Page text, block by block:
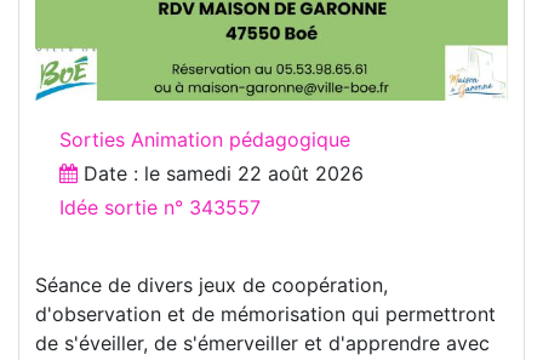
Sorties Animation pédagogique
Date : le samedi 22 août 2026
Idée sortie n° 343557
Séance de divers jeux de coopération,
d'observation et de mémorisation qui permettront
de s'éveiller, de s'émerveiller et d'apprendre avec